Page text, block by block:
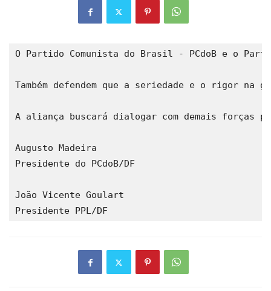
O Partido Comunista do Brasil - PCdoB e o
Também defendem que a seriedade e o rigor
A aliança buscará dialogar com demais forças
Augusto Madeira
Presidente do PCdoB/DF
João Vicente Goulart
Presidente PPL/DF